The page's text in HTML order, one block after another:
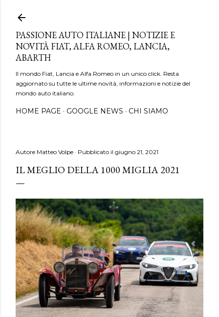
PASSIONE AUTO ITALIANE | NOTIZIE E
NOVITÀ FIAT, ALFA ROMEO, LANCIA,
ABARTH
Il mondo Fiat, Lancia e Alfa Romeo in un unico click. Resta
aggiornato su tutte le ultime novità, informazioni e notizie del
mondo auto italiano.
HOME PAGE GOOGLE NEWS CHI SIAMO
Autore Matteo Volpe Pubblicato il giugno 21, 2021
IL MEGLIO DELLA 1000 MIGLIA 2021